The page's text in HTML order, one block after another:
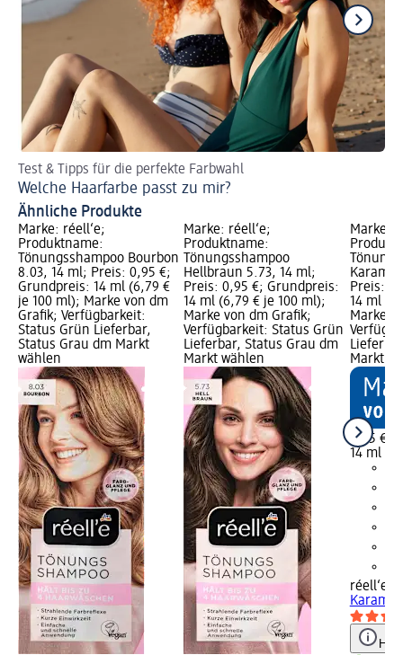
Test & Tipps für die perfekte Farbwahl
Welche Haarfarbe passt zu mir?
Ähnliche Produkte
Marke: réell‘e;
Produktname:
Tönungsshampoo Bourbon
8.03, 14 ml; Preis: 0,95 €;
Grundpreis: 14 ml (6,79 €
je 100 ml); Marke von dm
Grafik; Verfügbarkeit:
Status Grün Lieferbar,
Status Grau dm Markt
wählen
Marke: réell‘e;
Produktname:
Tönungsshampoo
Hellbraun 5.73, 14 ml;
Preis: 0,95 €; Grundpreis:
14 ml (6,79 € je 100 ml);
Marke von dm Grafik;
Verfügbarkeit: Status Grün
Lieferbar, Status Grau dm
Markt wählen
Marke:
Preis:
14 ml
Marke
Markt
0,95 €
14 ml
réell‘e